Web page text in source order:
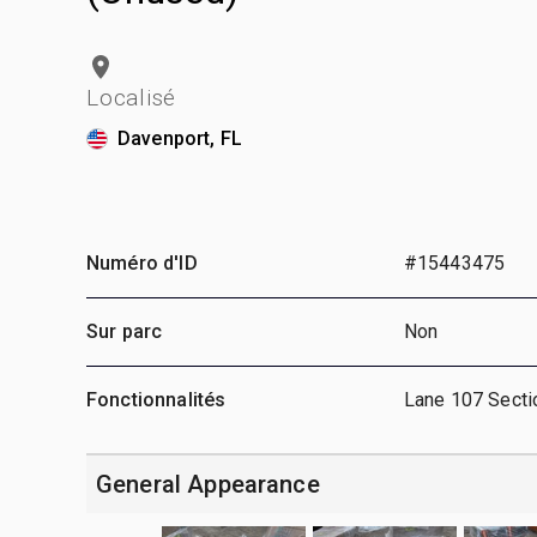
Localisé
Davenport, FL
Numéro d'ID #15443475
Sur parc Non
Fonctionnalités Lane 107
General Appearance